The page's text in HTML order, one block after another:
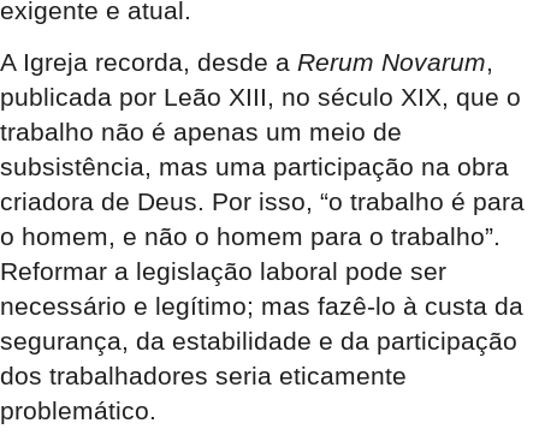
exigente e atual.
A Igreja recorda, desde a Rerum Novarum,
publicada por Leão XIII, no século XIX, que o
trabalho não é apenas um meio de
subsistência, mas uma participação na obra
criadora de Deus. Por isso, “o trabalho é para
o homem, e não o homem para o trabalho”.
Reformar a legislação laboral pode ser
necessário e legítimo; mas fazê-lo à custa da
segurança, da estabilidade e da participação
dos trabalhadores seria eticamente
problemático.